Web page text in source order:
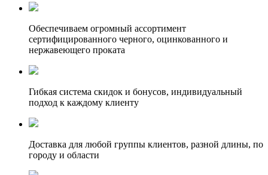
Обеспечиваем огромный ассортимент
сертифицированного черного, оцинкованного и
нержавеющего проката
Гибкая система скидок и бонусов, индивидуальный
подход к каждому клиенту
Доставка для любой группы клиентов, разной длины, по
городу и области